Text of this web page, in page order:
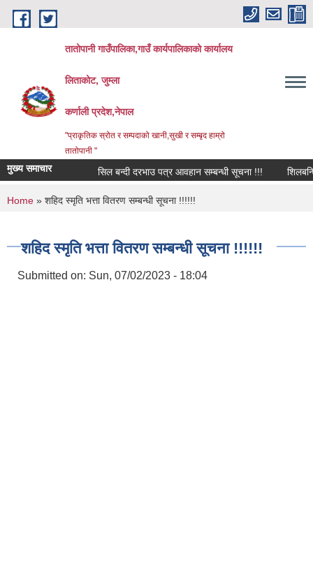
Skip to main content
तातोपानी गाउँपालिका,गाउँ कार्यपालिकाको कार्यालय
लिताकोट, जुम्ला
कर्णाली प्रदेश,नेपाल
"प्राकृतिक स्रोत र सम्पदाको खानी,सुखी र सम्बृद हाम्रो
तातोपानी "
मुख्य समाचार सिल बन्दी दरभाउ पत्र आवहान सम्बन्धी सूचना !!! शिलबन्धि
You are here
Home » शहिद स्मृति भत्ता वितरण सम्बन्धी सूचना !!!!!!
शहिद स्मृति भत्ता वितरण सम्बन्धी सूचना !!!!!!
Submitted on: Sun, 07/02/2023 - 18:04